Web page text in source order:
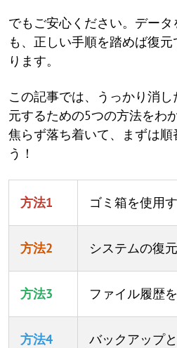
でもご安心ください。デー
も、正しい手順を踏めば復
ります。
この記事では、うっかり消
元するための5つの方法をわ
焦らず落ち着いて、まずは順
う！
方法1 ゴミ箱を使用
方法2 システムの復
方法3 ファイル履歴
方法4 バックアップ